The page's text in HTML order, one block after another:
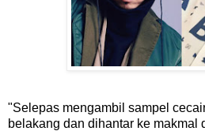
"Selepas mengambil sampel
belakang dan dihantar ke makmal